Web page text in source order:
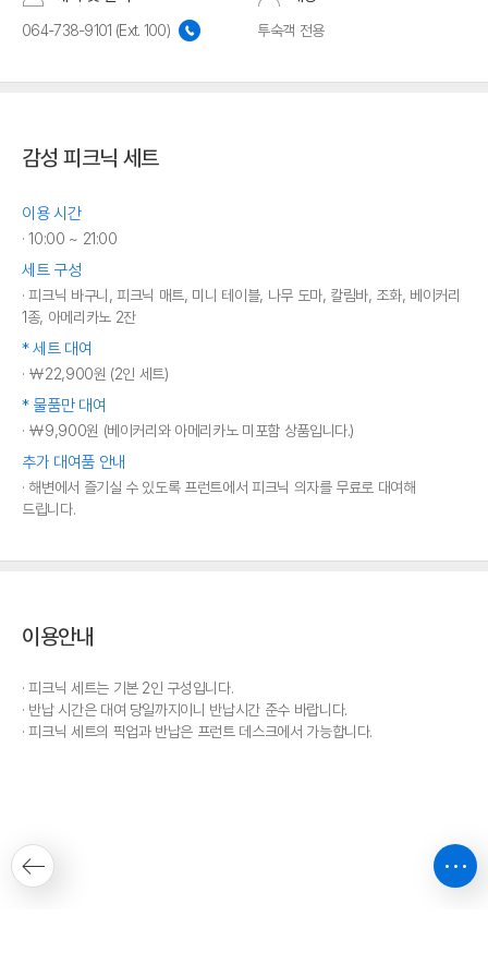
064-738-9101 (Ext. 100) 투숙객 전용
감성 피크닉 세트
이용 시간
10:00 ~ 21:00
세트 구성
피크닉 바구니, 피크닉 매트, 미니 테이블, 나무 도마, 칼림바, 조화, 베이커리
1종, 아메리카노 2잔
* 세트 대여
￦22,900원 (2인 세트)
* 물품만 대여
￦9,900원 (베이커리와 아메리카노 미포함 상품입니다.)
추가 대여품 안내
해변에서 즐기실 수 있도록 프런트에서 피크닉 의자를 무료로 대여해
드립니다.
이용안내
피크닉 세트는 기본 2인 구성입니다.
반납 시간은 대여 당일까지이니 반납시간 준수 바랍니다.
피크닉 세트의 픽업과 반납은 프런트 데스크에서 가능합니다.